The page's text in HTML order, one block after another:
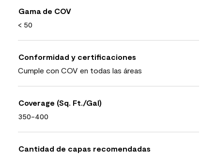
Gama de COV
< 50
Conformidad y certificaciones
Cumple con COV en todas las áreas
Coverage (Sq. Ft./Gal)
350-400
Cantidad de capas recomendadas